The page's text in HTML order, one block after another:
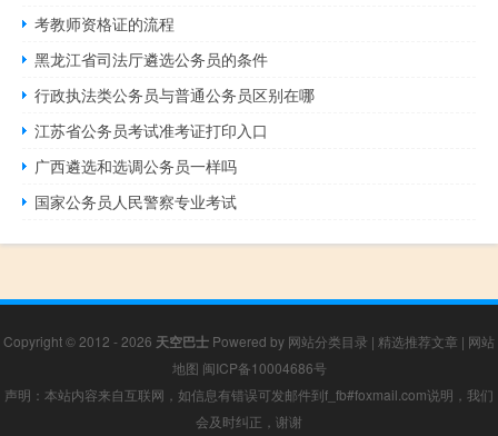
考教师资格证的流程
黑龙江省司法厅遴选公务员的条件
行政执法类公务员与普通公务员区别在哪
江苏省公务员考试准考证打印入口
广西遴选和选调公务员一样吗
国家公务员人民警察专业考试
Copyright © 2012 - 2026 天空巴士 Powered by 网站分类目录 | 精选推荐文章 | 网站
地图 闽ICP备10004686号
声明：本站内容来自互联网，如信息有错误可发邮件到f_fb#foxmail.com说明，我们
会及时纠正，谢谢